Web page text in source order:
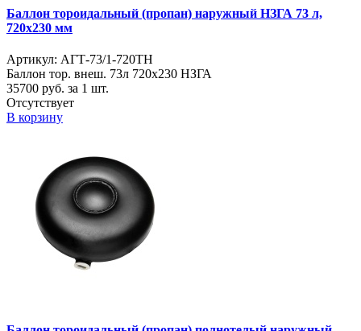
Баллон тороидальный (пропан) наружный НЗГА 73 л,
720х230 мм
Артикул: АГТ-73/1-720ТН
Баллон тор. внеш. 73л 720х230 НЗГА
35700 руб. за 1 шт.
Отсутствует
В корзину